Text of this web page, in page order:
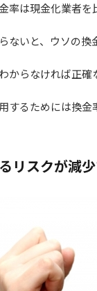
率は現金化業者を
ないと、ウソの換
からなければ正
するためには換
リスクが減